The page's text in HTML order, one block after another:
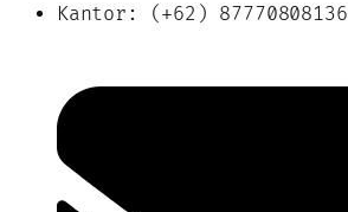
Kantor: (+62) 87770808136